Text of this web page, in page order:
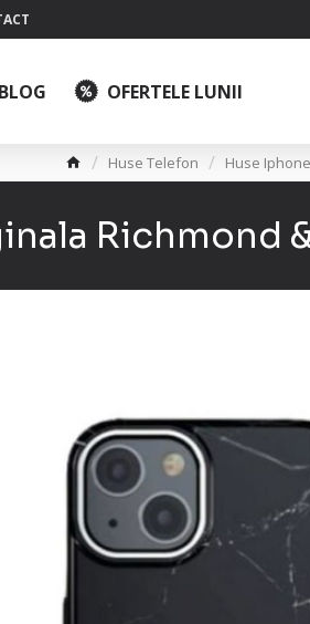
BLOG OFERTELE LUNII
Huse Telefon Huse Iphone
Richmond